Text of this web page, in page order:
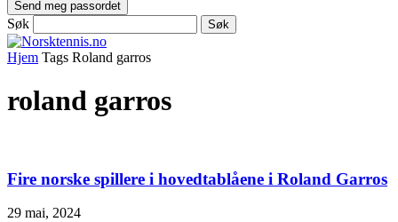
Søk
Hjem Tags Roland garros
roland garros
Fire norske spillere i hovedtablåene i Roland Garros
29 mai, 2024